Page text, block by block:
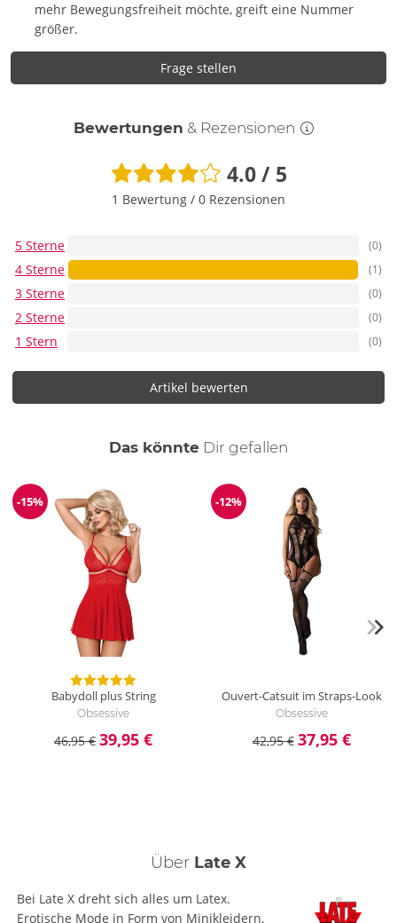
mehr Bewegungsfreiheit möchte, greift eine Nummer
größer.
Frage stellen
Bewertungen & Rezensionen
4.0 / 5
1 Bewertung / 0 Rezensionen
5 Sterne (0)
4 Sterne (1)
3 Sterne (0)
2 Sterne (0)
1 Stern (0)
Artikel bewerten
Das könnte Dir auch
gefallen
Reduzierung
-15%
Babydoll plus String
Obsessive
46,95 € 39,95 €
Reduzierung
-12%
Ouvert-Catsuit im Straps-Look
Obsessive
42,95 € 37,95 €
Über Late X
Bei Late X dreht sich alles um Latex.
Erotische Mode in Form von Minikleidern,